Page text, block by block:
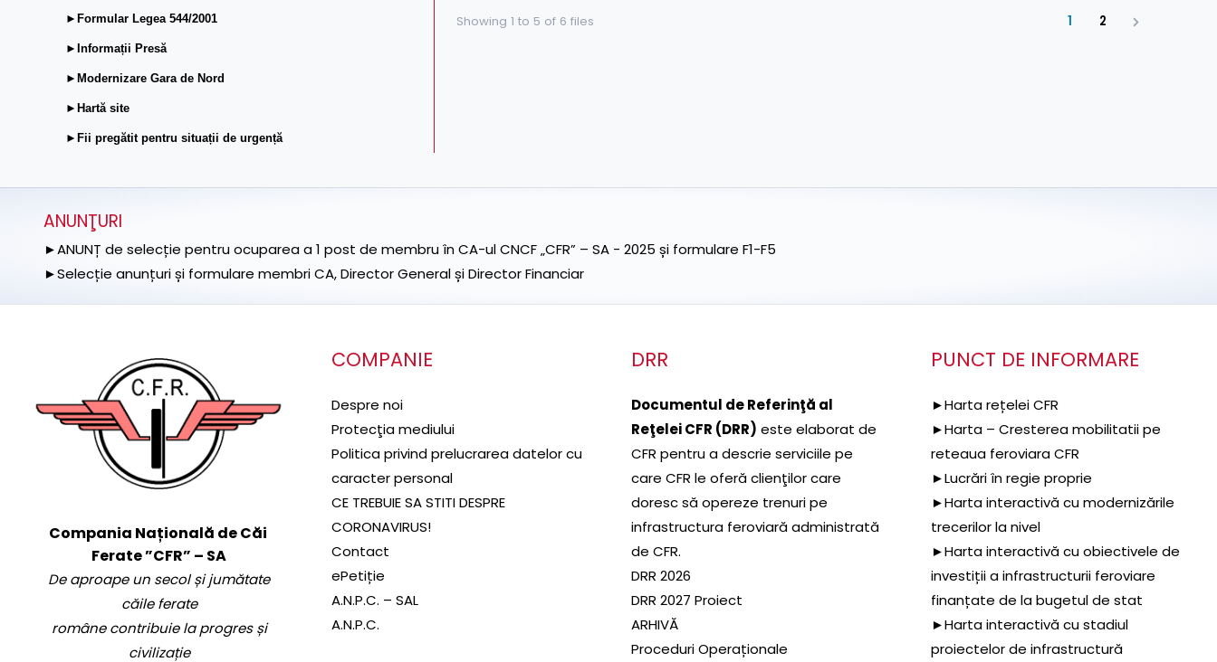
►Formular Legea 544/2001
►Informații Presă
►Modernizare Gara de Nord
►Hartă site
►Fii pregătit pentru situații de urgență
Showing 1 to 5 of 6 files 1 2
ANUNŢURI
►ANUNȚ de selecție pentru ocuparea a 1 post de membru în CA-ul CNCF „CFR” – SA - 2025 și formulare F1-F5
►Selecție anunțuri și formulare membri CA, Director General și Director Financiar
Compania Națională de Căi
Ferate ”CFR” – SA
De aproape un secol și jumătate
căile ferate
române contribuie la progres și
civilizație
COMPANIE
Despre noi
Protecţia mediului
Politica privind prelucrarea datelor cu
caracter personal
CE TREBUIE SA STITI DESPRE
CORONAVIRUS!
Contact
ePetiție
A.N.P.C. – SAL
A.N.P.C.
DRR
Documentul de Referinţă al
Reţelei CFR (DRR) este elaborat de
CFR pentru a descrie serviciile pe
care CFR le oferă clienţilor care
doresc să opereze trenuri pe
infrastructura feroviară administrată
de CFR.
DRR 2026
DRR 2027 Proiect
ARHIVĂ
Proceduri Operaționale
PUNCT DE INFORMARE
►Harta rețelei CFR
►Harta – Cresterea mobilitatii pe
reteaua feroviara CFR
►Lucrări în regie proprie
►Harta interactivă cu modernizările
trecerilor la nivel
►Harta interactivă cu obiectivele de
investiții a infrastructurii feroviare
finanțate de la bugetul de stat
►Harta interactivă cu stadiul
proiectelor de infrastructură